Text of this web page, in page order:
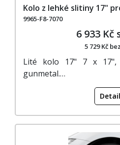
Kolo z lehké slitiny 17"
9965-F8-7070
6 933 Kč
5 729 Kč
Lité kolo 17" 7 x 17",
gunmetal.…
Detail